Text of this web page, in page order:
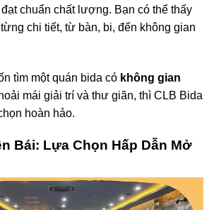
chuẩn chất lượng. Bạn có thể thấy
chi tiết, từ bàn, bi, đến không gian
tìm một quán bida có không gian
mái giải trí và thư giãn, thì CLB Bida
hoàn hảo.
Bái: Lựa Chọn Hấp Dẫn Mở